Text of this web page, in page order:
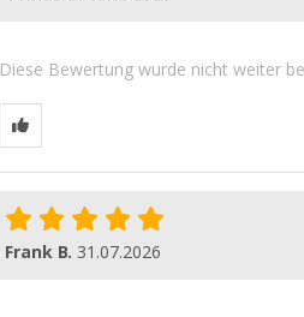
Diese Bewertung wurde nicht weiter
Frank B. 31.07.2026